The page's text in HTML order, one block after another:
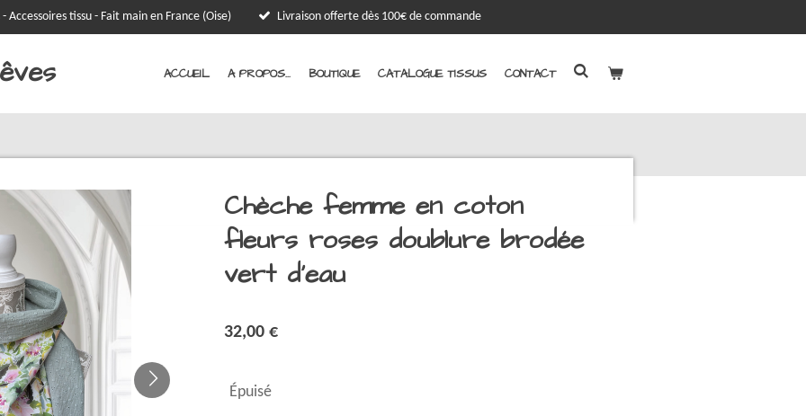
- Accessoires tissu - Fait main en France (Oise) Livraison offerte dès 100€ de commande
ACCUEIL A PROPOS... BOUTIQUE CATALOGUE TISSUS CONTACT
Chèche femme en coton
fleurs roses doublure brodée
vert d'eau
32,00 €
Épuisé